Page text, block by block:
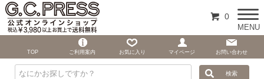
0
MENU
TOP ご利用案内 お気に入り マイページ お問い合わせ